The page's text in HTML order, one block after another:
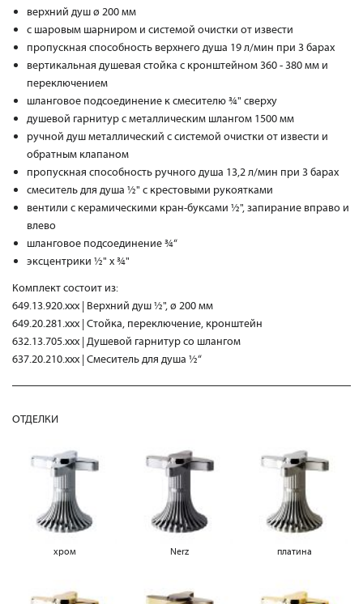
верхний душ ø 200 мм
с шаровым шарниром и системой очистки от извести
пропускная способность верхнего душа 19 л/мин при 3 барах
вертикальная душевая стойка с кронштейном 360 - 380 мм и
переключением
шланговое подсоединение к смесителю ¾" сверху
душевой гарнитур с металлическим шлангом 1500 мм
ручной душ металлический с системой очистки от извести и
обратным клапаном
пропускная способность ручного душа 13,2 л/мин при 3 барах
смеситель для душа ½" с крестовыми рукоятками
вентили с керамическими кран-буксами ½", запирание вправо и
влево
шланговое подсоединение ¾“
эксцентрики ½" x ¾"
Комплект состоит из:
649.13.920.xxx | Верхний душ ½", ø 200 мм
649.20.281.xxx | Стойка, переключение, кронштейн
632.13.705.xxx | Душевой гарнитур со шлангом
637.20.210.xxx | Смеситель для душа ½“
ОТДЕЛКИ
хром Nerz платина